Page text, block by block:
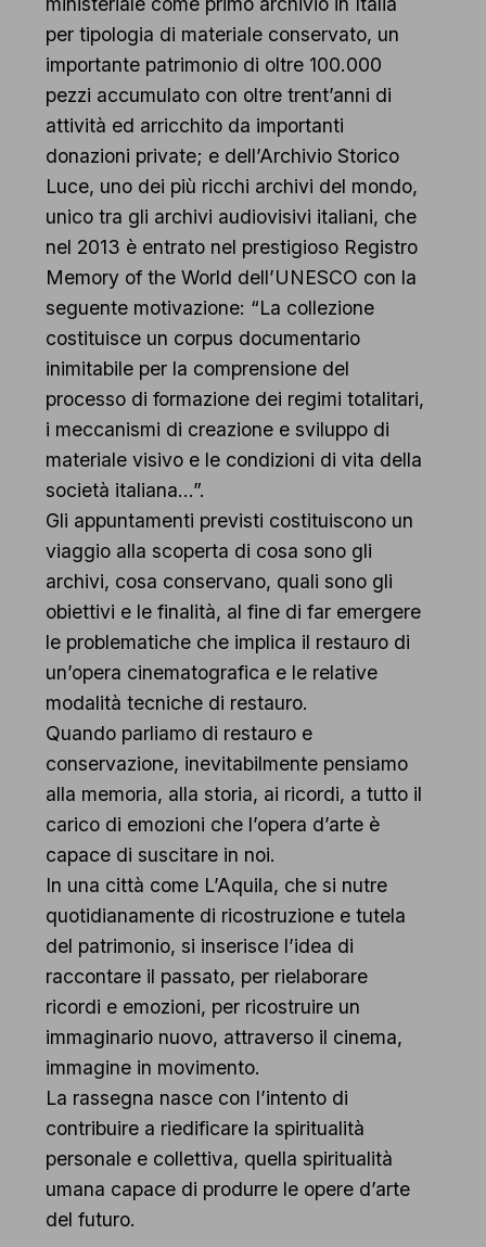
per tipologia di materiale conservato, un
importante patrimonio di oltre 100.000
pezzi accumulato con oltre trent’anni di
attività ed arricchito da importanti
donazioni private; e dell’Archivio Storico
Luce, uno dei più ricchi archivi del mondo,
unico tra gli archivi audiovisivi italiani, che
nel 2013 è entrato nel prestigioso Registro
Memory of the World dell’UNESCO con la
seguente motivazione: “La collezione
costituisce un corpus documentario
inimitabile per la comprensione del
processo di formazione dei regimi totalitari,
i meccanismi di creazione e sviluppo di
materiale visivo e le condizioni di vita della
società italiana…”.
Gli appuntamenti previsti costituiscono un
viaggio alla scoperta di cosa sono gli
archivi, cosa conservano, quali sono gli
obiettivi e le finalità, al fine di far emergere
le problematiche che implica il restauro di
un’opera cinematografica e le relative
modalità tecniche di restauro.
Quando parliamo di restauro e
conservazione, inevitabilmente pensiamo
alla memoria, alla storia, ai ricordi, a tutto il
carico di emozioni che l’opera d’arte è
capace di suscitare in noi.
In una città come L’Aquila, che si nutre
quotidianamente di ricostruzione e tutela
del patrimonio, si inserisce l’idea di
raccontare il passato, per rielaborare
ricordi e emozioni, per ricostruire un
immaginario nuovo, attraverso il cinema,
immagine in movimento.
La rassegna nasce con l’intento di
contribuire a riedificare la spiritualità
personale e collettiva, quella spiritualità
umana capace di produrre le opere d’arte
del futuro.